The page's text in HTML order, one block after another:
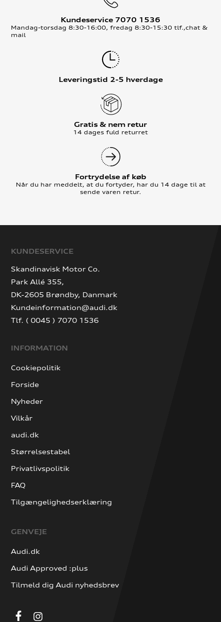
Kundeservice 7070 1536
Mandag-torsdag 8:30-16:00, fredag 8:30-15:30 tlf.,chat &
mail
Leveringstid 2-5 hverdage
Gratis & nem retur
14 dages fuld returret
Fortrydelse af køb
Når du har meddelt, at du fortyder, har du 14 dage til at
sende varen retur.
KUNDESERVICE
Skandinavisk Motor Co.
Park Allé 355,
DK-2605 Brøndby, Danmark
Kundeinformation@audi.dk
Tlf. ( 0045 ) 7070 1536
INFORMATION
Cookiepolitik
Forside
Nyheder
Vilkår
audi.dk
Størrelsestabel
Privatlivspolitik
FAQ
Tilgængelighedserklæring
GENVEJE
Audi.dk
Audi Approved :plus
Tilmeld dig Audi nyhedsbrev